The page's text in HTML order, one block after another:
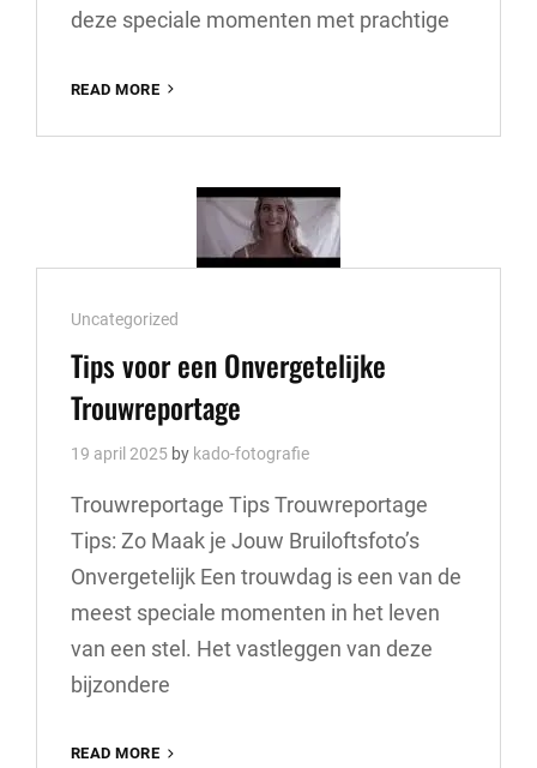
deze speciale momenten met prachtige
READ MORE
PRACHTIGE
EEN
ONVERGETELIJKE
Cat
Links
Uncategorized
Tips voor een Onvergetelijke
Trouwreportage
19 april 2025 by kado-fotografie
Trouwreportage Tips Trouwreportage
Tips: Zo Maak je Jouw Bruiloftsfoto’s
Onvergetelijk Een trouwdag is een van de
meest speciale momenten in het leven
van een stel. Het vastleggen van deze
bijzondere
READ MORE